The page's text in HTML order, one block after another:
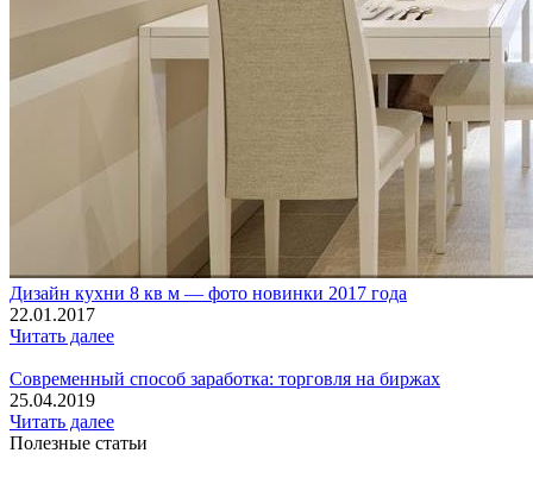
Дизайн кухни 8 кв м — фото новинки 2017 года
22.01.2017
Читать далее
Современный способ заработка: торговля на биржах
25.04.2019
Читать далее
Полезные статьи